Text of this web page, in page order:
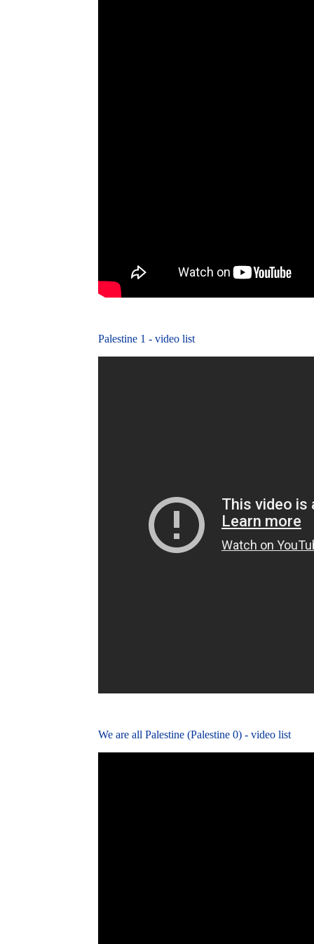
Palestine 1 - video list
We are all Palestine (Palestine 0) - video list